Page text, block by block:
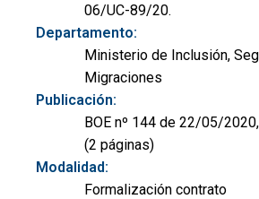
06/UC-89/20.
Departamento:
Ministerio de Inclusión,
Migraciones
Publicación:
BOE nº 144 de 22/05/
(2 páginas)
Modalidad:
Formalización contrato